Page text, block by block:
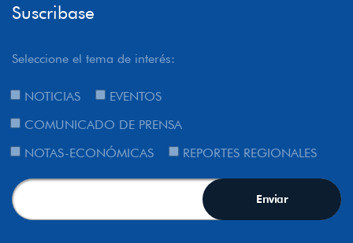
Suscribase
Seleccione el tema de interés:
NOTICIAS
EVENTOS
COMUNICADO DE PRENSA
NOTAS-ECONÓMICAS
REPORTES REGIONALES